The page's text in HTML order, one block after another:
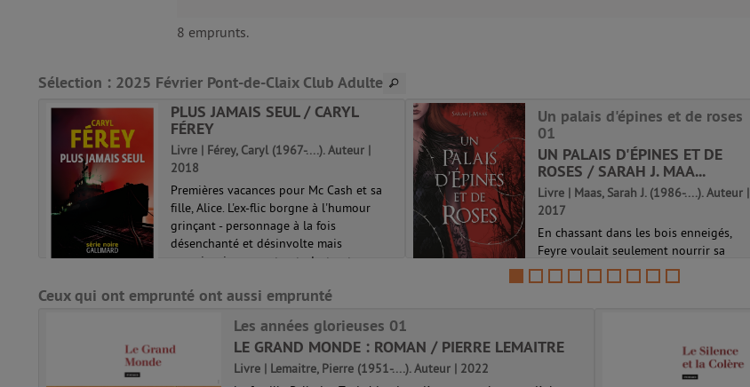
8 emprunts.
Sélection : 2025 Février Pont-de-Claix Club Adulte
PLUS JAMAIS SEUL / CARYL
FÉREY
Livre | Férey, Caryl (1967-....). Auteur |
2018
Premières vacances pour Mc Cash et sa
fille, Alice. L'ex-flic borgne à l'humour
grinçant - personnage à la fois
désenchanté et désinvolte mais
consciencieusement autodestructeur - en
de la...
Un palais d'épines et de roses
01
UN PALAIS D'ÉPINES ET DE
ROSES / SARAH J. MAA...
Livre | Maas, Sarah J. (1986-....). Auteur |
2017
En chassant dans les bois enneigés,
Feyre voulait seulement nourrir sa
famille. Mais elle a commis l'irréparable
en tuant un Fae, et la voici emmenée de
Un palais d'épines et de roses 01
Ceux qui ont emprunté ont aussi emprunté
Les années glorieuses 01
LE GRAND MONDE : ROMAN / PIERRE LEMAITRE
Livre | Lemaitre, Pierre (1951-....). Auteur | 2022